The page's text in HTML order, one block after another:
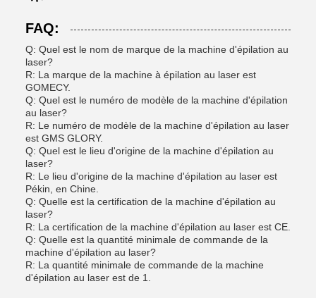
FAQ:
Q: Quel est le nom de marque de la machine d'épilation au
laser?
R: La marque de la machine à épilation au laser est
GOMECY.
Q: Quel est le numéro de modèle de la machine d'épilation
au laser?
R: Le numéro de modèle de la machine d'épilation au laser
est GMS GLORY.
Q: Quel est le lieu d'origine de la machine d'épilation au
laser?
R: Le lieu d'origine de la machine d'épilation au laser est
Pékin, en Chine.
Q: Quelle est la certification de la machine d'épilation au
laser?
R: La certification de la machine d'épilation au laser est CE.
Q: Quelle est la quantité minimale de commande de la
machine d'épilation au laser?
R: La quantité minimale de commande de la machine
d'épilation au laser est de 1.